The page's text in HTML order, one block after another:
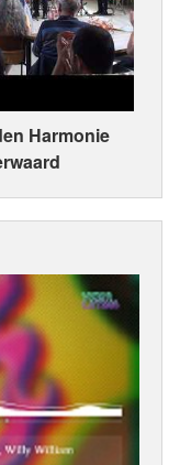
Harmonie